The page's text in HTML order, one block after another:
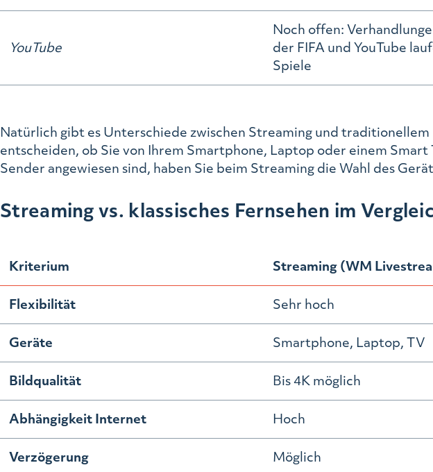
YouTube
Noch offen:
der FIFA und YouTube
Spiele
Natürlich gibt es Unterschiede zwischen Streaming und
entscheiden, ob Sie von Ihrem Smartphone, Laptop oder einem
Sender angewiesen sind, haben Sie beim Streaming die Wahl des
Streaming vs. klassisches Fernsehen im
Kriterium Streaming (WM
Flexibilität Sehr hoch
Geräte Smartphone, Laptop, TV
Bildqualität Bis 4K möglich
Abhängigkeit Internet Hoch
Verzögerung Möglich